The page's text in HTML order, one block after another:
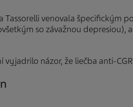
Tassorelli venovala špecifickým
so závažnou depresiou),
vyjadrilo názor, že liečba anti-